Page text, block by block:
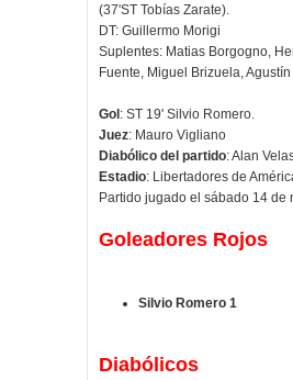
(37'ST Tobías Zarate).
DT: Guillermo Morigi
Suplentes: Matias Borgogno,
Fuente, Miguel Brizuela, Agustín
Gol: ST 19' Silvio Romero.
Juez: Mauro Vigliano
Diabólico del partido: Alan
Estadio: Libertadores de
Partido jugado el sábado 14 de
Goleadores Rojos
Silvio Romero 1
Diabólicos